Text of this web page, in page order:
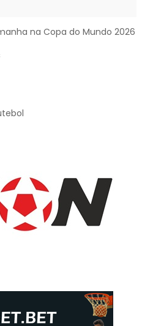
na Copa do Mundo 2026